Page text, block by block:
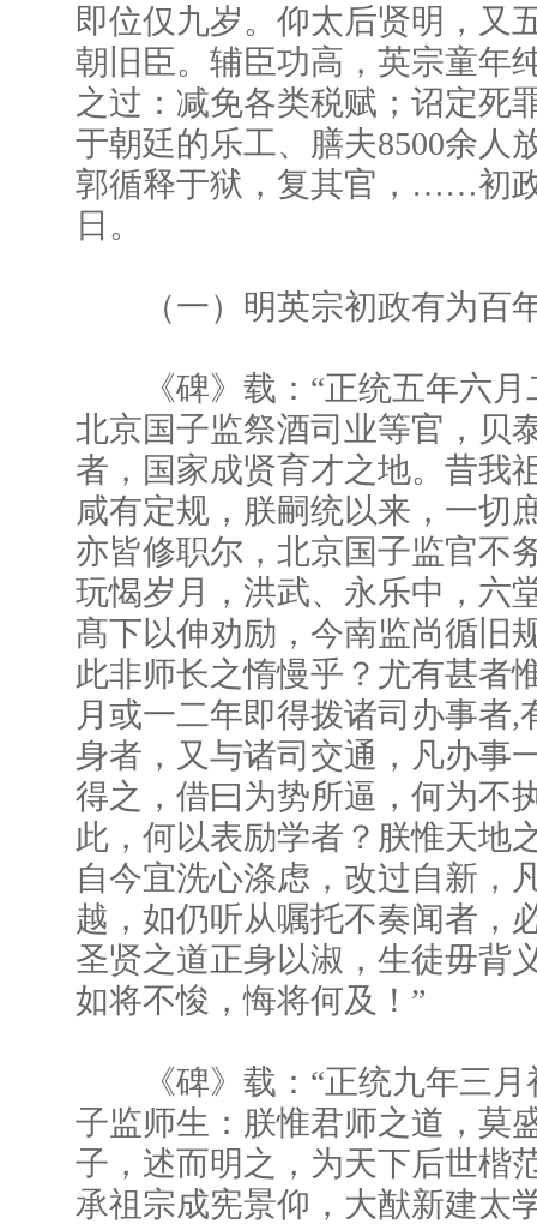
即位仅九岁。仰太后贤明，又
朝旧臣。辅臣功高，英宗童年
之过：减免各类税赋；诏定死
于朝廷的乐工、膳夫8500余人
郭循释于狱，复其官，……初
日。
（一）明英宗初政有为百
《碑》载：“正统五年六月
北京国子监祭酒司业等官，贝
者，国家成贤育才之地。昔我
咸有定规，朕嗣统以来，一切
亦皆修职尔，北京国子监官不
玩愒岁月，洪武、永乐中，六
髙下以伸劝励，今南监尚循旧
此非师长之惰慢乎？尤有甚者
月或一二年即得拨诸司办事者,
身者，又与诸司交通，凡办事
得之，借曰为势所逼，何为不
此，何以表励学者？朕惟天地
自今宜洗心涤虑，改过自新，
越，如仍听从嘱托不奏闻者，
圣贤之道正身以淑，生徒毋背
如将不悛，悔将何及！”
《碑》载：“正统九年三月
子监师生：朕惟君师之道，莫
子，述而明之，为天下后世楷
承祖宗成宪景仰，大猷新建太